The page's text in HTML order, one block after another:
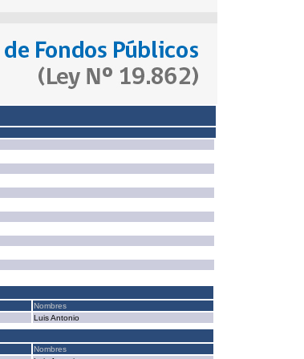
Nombres
Luis Antonio
Nombres